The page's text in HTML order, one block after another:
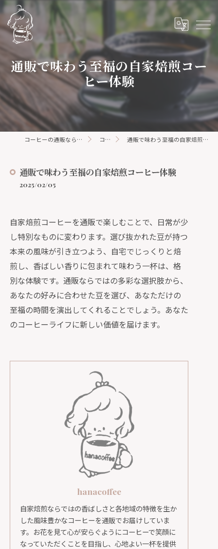
通販で味わう至福の自家焙煎コー
ヒー体験
コーヒーの通販ならhanacoffee コラム 通販で味わう至福の自家焙煎コーヒー体験
通販で味わう至福の自家焙煎コーヒー体験
2025/02/05
自家焙煎コーヒーを通販で楽しむことで、日常が少
し特別なものに変わります。選び抜かれた豆が持つ
本来の風味が引き立つよう、自宅でじっくりと焙
煎し、香ばしい香りに包まれて味わう一杯は、格
別な体験です。通販ならではの多彩な選択肢から、
あなたの好みに合わせた豆を選び、あなただけの
至福の時間を演出してくれることでしょう。あなた
のコーヒーライフに新しい価値を届けます。
hanacoffee
自家焙煎ならではの香ばしさと各地域の特徴を生か
した風味豊かなコーヒーを通販でお届けしていま
す。お花を見て心が安らぐようにコーヒーで笑顔に
なっていただくことを目指し、心地よい一杯を提供